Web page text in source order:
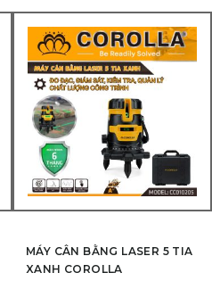
MÁY CÂN BẰNG LASER 5 TIA
XANH COROLLA